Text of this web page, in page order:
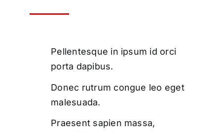
Pellentesque in ipsum id orci
porta dapibus.
Donec rutrum congue leo eget
malesuada.
Praesent sapien massa,